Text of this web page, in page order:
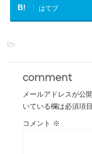
B! はてブ
-
comment
メールアドレスが公
いている欄は必須項
コメント ※